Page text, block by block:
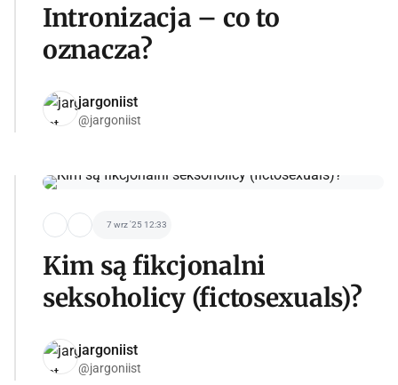
Intronizacja – co to
oznacza?
jargoniist
@jargoniist
7 wrz '25 12:33
Kim są fikcjonalni
seksoholicy (fictosexuals)?
jargoniist
@jargoniist